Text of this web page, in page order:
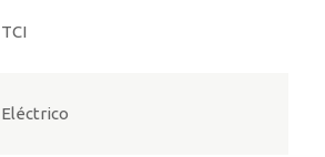
TCI
Eléctrico